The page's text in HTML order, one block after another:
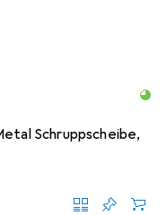
Schruppscheibe,